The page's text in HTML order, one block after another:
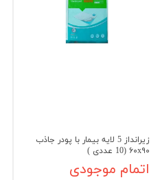
زیرانداز 5 لایه بیمار با پودر جاذب
۶۰x۹۰ (10 عددی )
اتمام موجودی